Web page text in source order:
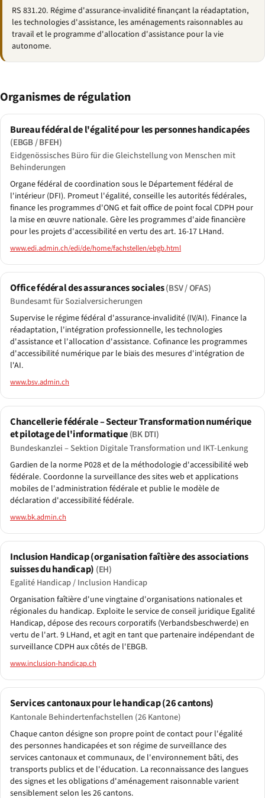
RS 831.20. Régime d'assurance-invalidité finançant la réadaptation,
les technologies d'assistance, les aménagements raisonnables au
travail et le programme d'allocation d'assistance pour la vie
autonome.
Organismes de régulation
Bureau fédéral de l'égalité pour les personnes handicapées
(EBGB / BFEH)
Eidgenössisches Büro für die Gleichstellung von Menschen mit
Behinderungen
Organe fédéral de coordination sous le Département fédéral de
l'intérieur (DFI). Promeut l'égalité, conseille les autorités fédérales,
finance les programmes d'ONG et fait office de point focal CDPH pour
la mise en œuvre nationale. Gère les programmes d'aide financière
pour les projets d'accessibilité en vertu des art. 16-17 LHand.
www.edi.admin.ch/edi/de/home/fachstellen/ebgb.html
Office fédéral des assurances sociales(BSV / OFAS)
Bundesamt für Sozialversicherungen
Supervise le régime fédéral d'assurance-invalidité (IV/AI). Finance la
réadaptation, l'intégration professionnelle, les technologies
d'assistance et l'allocation d'assistance. Cofinance les programmes
d'accessibilité numérique par le biais des mesures d'intégration de
l'AI.
www.bsv.admin.ch
Chancellerie fédérale – Secteur Transformation numérique
et pilotage de l'informatique(BK DTI)
Bundeskanzlei – Sektion Digitale Transformation und IKT-Lenkung
Gardien de la norme P028 et de la méthodologie d'accessibilité web
fédérale. Coordonne la surveillance des sites web et applications
mobiles de l'administration fédérale et publie le modèle de
déclaration d'accessibilité fédérale.
www.bk.admin.ch
Inclusion Handicap (organisation faîtière des associations
suisses du handicap) (EH)
Egalité Handicap / Inclusion Handicap
Organisation faîtière d'une vingtaine d'organisations nationales et
régionales du handicap. Exploite le service de conseil juridique Egalité
Handicap, dépose des recours corporatifs (Verbandsbeschwerde) en
vertu de l'art. 9 LHand, et agit en tant que partenaire indépendant de
surveillance CDPH aux côtés de l'EBGB.
www.inclusion-handicap.ch
Services cantonaux pour le handicap (26 cantons)
Kantonale Behindertenfachstellen (26 Kantone)
Chaque canton désigne son propre point de contact pour l'égalité
des personnes handicapées et son régime de surveillance des
services cantonaux et communaux, de l'environnement bâti, des
transports publics et de l'éducation. La reconnaissance des langues
des signes et les obligations d'aménagement raisonnable varient
sensiblement selon les 26 cantons.